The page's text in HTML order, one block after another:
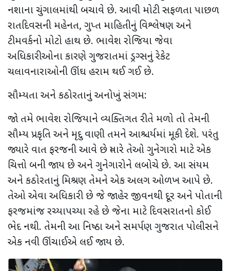
નશાના ચુંગાલમાંથી બચાવે છે. આવી મોટી સફળતા પાછળ
રાતદિવસની મહેનત, ગુપ્ત માહિતીનું વિશ્લેષણ અને
ટીમવર્કનો મોટો હાથ છે. ભાવેશ રોજિયા જેવા
અધિકારીઓના કારણે ગુજરાતમાં ડ્રગ્સનું રેકેટ
ચલાવનારાઓની ઊંઘ હરામ થઈ ગઈ છે.
સૌમ્યતા અને કઠોરતાનું અનોખું સંગમ:
જો તમે ભાવેશ રોજિયાને વ્યક્તિગત રીતે મળો તો તેમની
સૌમ્ય પ્રકૃતિ અને મૃદુ વાણી તમને આશ્ચર્યમાં મૂકી દેશે. પરંતુ
જ્યારે વાત ફરજની આવે છે ત્યારે તેઓ ગુનેગારો માટે એક
ચિત્તો બની જાય છે અને ગુનેગારોને લબોચે છે. આ સંયમ
અને કઠોરતાનું મિશ્રણ તેમને એક અલગ ઓળખ આપે છે.
તેઓ એવા અધિકારી છે જે જાહેર જીવનથી દૂર અને પોતાની
ફરજમાંજ રચ્યાપચ્યા રહે છે જેના માટે દિવસરાતનો કોઈ
ભેદ નથી. તેમની આ નિષ્ઠા અને સમર્પણ ગુજરાત પોલીસને
એક નવી ઊંચાઈએ લઈ જાય છે.